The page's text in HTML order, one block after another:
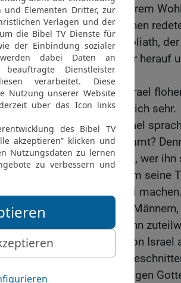
fragte seine Brüder nach ihrem
23 Während er noch mit ihnen
Vorkämpfer mit Namen Goliath,
Schlachtreihen der Philister herauf
David es hörte.
24 Aber alle Männer von Israel
ihn sahen, und fürchteten sich sehr.
Und die Männer von Israel
gesehen, der da heraufkommt?
Israel zu verhöhnen! Darum, wer
sehr reich belohnen und ihm seine
sein Vaterhaus in Israel frei machen.
26 Da redete David zu den
sprach: Was wird dem Mann
schlägt und die Schande von Israel
dieser Philister, dieser
Schlachtreihen des lebendigen